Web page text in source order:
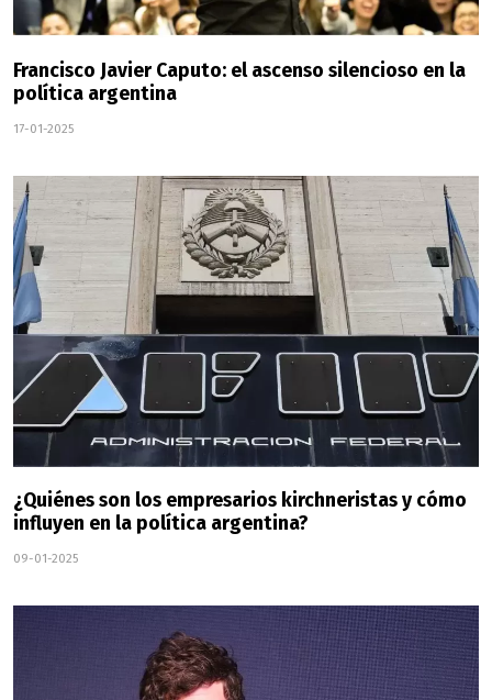
Francisco Javier Caputo: el ascenso silencioso en la
política argentina
17-01-2025
¿Quiénes son los empresarios kirchneristas y cómo
influyen en la política argentina?
09-01-2025